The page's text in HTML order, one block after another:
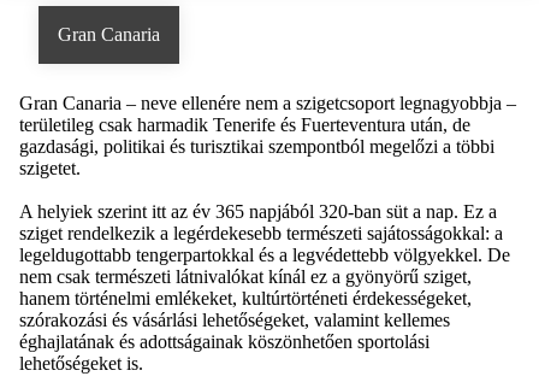
Gran Canaria
Gran Canaria – neve ellenére nem a szigetcsoport legnagyobbja –
területileg csak harmadik Tenerife és Fuerteventura után, de
gazdasági, politikai és turisztikai szempontból megelőzi a többi
szigetet.
A helyiek szerint itt az év 365 napjából 320-ban süt a nap. Ez a
sziget rendelkezik a legérdekesebb természeti sajátosságokkal: a
legeldugottabb tengerpartokkal és a legvédettebb völgyekkel. De
nem csak természeti látnivalókat kínál ez a gyönyörű sziget,
hanem történelmi emlékeket, kultúrtörténeti érdekességeket,
szórakozási és vásárlási lehetőségeket, valamint kellemes
éghajlatának és adottságainak köszönhetően sportolási
lehetőségeket is.